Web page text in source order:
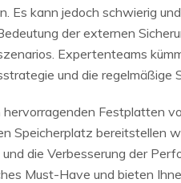
Es kann jedoch schwierig
der externen
Expertenteams
und die regelmäßige
Festplatten
Speicherplatz bereitstellen
die Verbesserung der
Must-Have und bieten